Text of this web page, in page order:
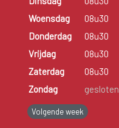
Woensdag
08u30
Donderdag
08u30
Vrijdag
08u30
Zaterdag
08u30
Zondag
gesloten
Volgende week